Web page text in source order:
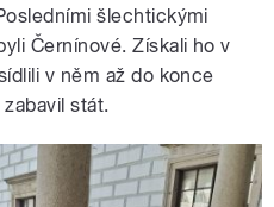
šlechtickými
Černínové. Získali ho v
v něm až do konce
stát.